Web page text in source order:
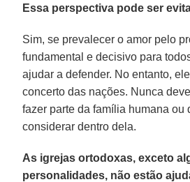
Essa perspectiva pode ser
Sim, se prevalecer o amor pelo
fundamental e decisivo para
ajudar a defender. No entanto,
concerto das nações. Nunca
fazer parte da família humana ou
considerar dentro dela.
As igrejas ortodoxas, exceto
personalidades, não estão